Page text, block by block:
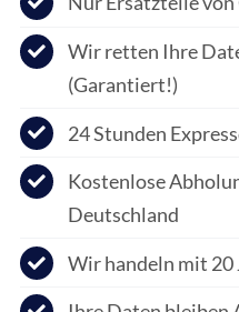
Wir retten Ihre
(Garantiert!)
24 Stunden
Kostenlose
Deutschland
Wir handeln mit 20